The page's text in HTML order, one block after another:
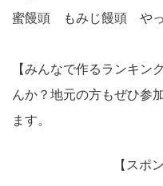
蜜饅頭 もみじ饅頭 やっ
【みんなで作るランキン
んか？地元の方もぜひ参
ます。
【スポ